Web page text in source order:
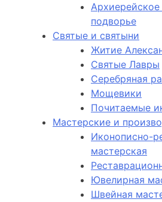
подворье
Святые и святыни
Житие
Святые Лавры
Серебряная
Мощевики
Почитаемые
Мастерские и
Иконописно-
мастерская
Ювелирная
Швейная